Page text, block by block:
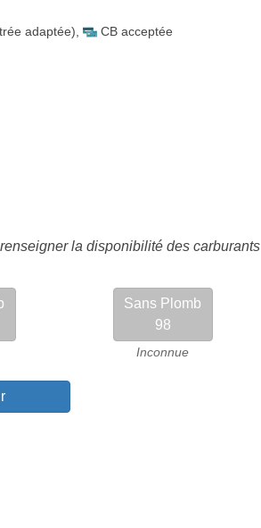
adaptée) CB acceptée
la disponibilité des carburants
Sans Plomb
98
Inconnue